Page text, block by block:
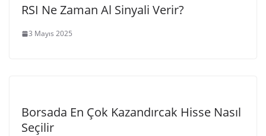
RSI Ne Zaman Al Sinyali Verir?
3 Mayıs 2025
Borsada En Çok Kazandırcak Hisse Nasıl
Seçilir